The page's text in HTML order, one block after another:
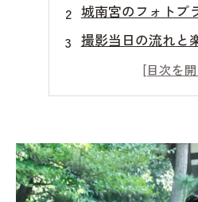
城南宮のフォトプ
撮影当日の流れと
特別な思い出を形
城南宮でのお宮参